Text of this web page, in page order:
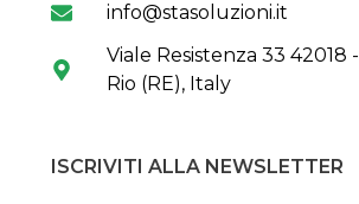
info@stasoluzioni.it
Viale Resistenza 33 42018
Rio (RE), Italy
ISCRIVITI ALLA NEWSLETTER